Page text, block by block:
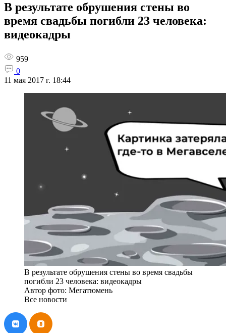
В результате обрушения стены во
время свадьбы погибли 23 человека:
видеокадры
959
0
11 мая 2017 г. 18:44
В результате обрушения стены во время свадьбы
погибли 23 человека: видеокадры
Автор фото: Мегатюмень
Все новости